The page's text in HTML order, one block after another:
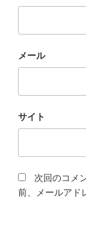
メール
サイト
次回のコメ
前、メールアド